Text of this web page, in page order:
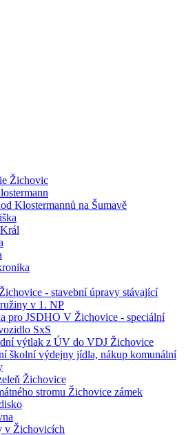
Žichovic
Klostermannů na Šumavě
- stavební úpravy stávající
v 1. NP
pro JSDHO V Žichovice - speciální
SxS
výtlak z ÚV do VDJ Žichovice
školní výdejny jídla, nákup komunální
Žichovice
stromu Žichovice zámek
v Žichovicích